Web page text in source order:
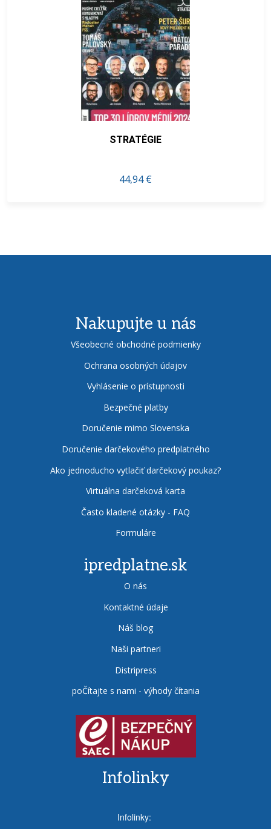
STRATÉGIE
44,94 €
Nakupujte u nás
Všeobecné obchodné podmienky
Ochrana osobných údajov
Vyhlásenie o prístupnosti
Bezpečné platby
Doručenie mimo Slovenska
Doručenie darčekového predplatného
Ako jednoducho vytlačiť darčekový poukaz?
Virtuálna darčeková karta
Často kladené otázky - FAQ
Formuláre
ipredplatne.sk
O nás
Kontaktné údaje
Náš blog
Naši partneri
Distripress
poČítajte s nami - výhody čítania
Infolinky
Infolinky: